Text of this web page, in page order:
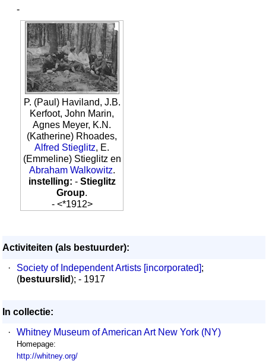
-
P. (Paul) Haviland, J.B.
Kerfoot, John Marin,
Agnes Meyer, K.N.
(Katherine) Rhoades,
Alfred Stieglitz, E.
(Emmeline) Stieglitz en
Abraham Walkowitz.
instelling: - Stieglitz
Group.
- <*1912>
Activiteiten (als bestuurder):
·
Society of Independent Artists [incorporated];
(bestuurslid); - 1917
In collectie:
·
Whitney Museum of American Art New York (NY)
Homepage:
http://whitney.org/